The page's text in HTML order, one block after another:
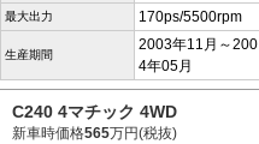
最大出力 170ps/5500rpm
生産期間
2003年11月～200
4年05月
C240 4マチック 4WD
新車時価格565万円(税抜)